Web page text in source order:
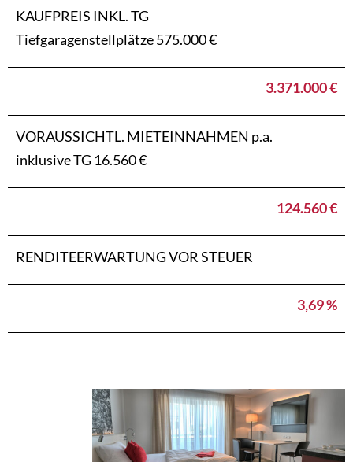
KAUFPREIS INKL. TG
Tiefgaragenstellplätze 575.000 €
3.371.000 €
VORAUSSICHTL. MIETEINNAHMEN p.a.
inklusive TG 16.560 €
124.560 €
RENDITEERWARTUNG VOR STEUER
3,69 %